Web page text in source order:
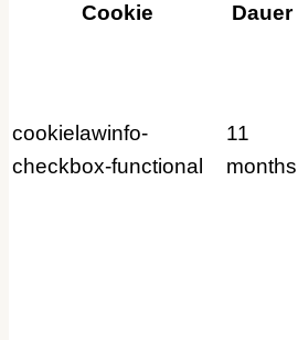
Cookie
Dauer
cookielawinfo-
checkbox-functional
11
months